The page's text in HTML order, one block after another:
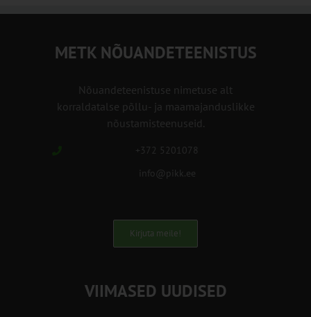
METK NÕUANDETEENISTUS
Nõuandeteenistuse nimetuse alt
korraldatalse põllu- ja maamajanduslikke
nõustamisteenuseid.
+372 5201078
info@pikk.ee
Kirjuta meile!
VIIMASED UUDISED